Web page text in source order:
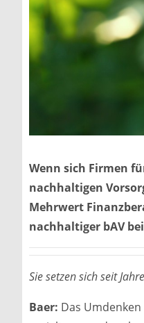
Wenn sich Firmen
nachhaltigen
Mehrwert
nachhaltiger bAV
Sie setzen sich seit
Baer: Das